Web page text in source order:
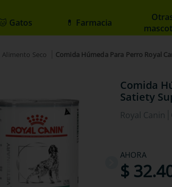
1
agility gold
Gatos 💊 Farmacia
Alimento Seco Comida Húmeda Para Perro Royal
Comida
Satiety
Royal Canin
AHORA
$ 32.